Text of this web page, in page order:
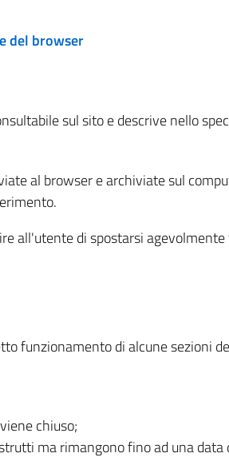
del browser
sul sito e descrive nello
al browser e archiviate sul
all'utente di spostarsi
funzionamento di alcune sezioni
chiuso;
ma rimangono fino ad una data